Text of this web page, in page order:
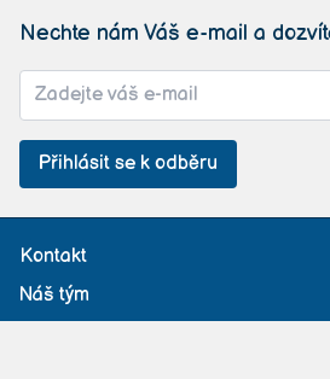
Nechte nám Váš e-mail a
Přihlásit se k odběru
Kontakt
Náš tým